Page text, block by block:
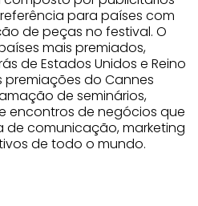
para países com
de peças no festival. O
mais premiados,
de Estados Unidos e Reino
premiações do Cannes
de seminários,
encontros de negócios que
de comunicação, marketing
de todo o mundo.